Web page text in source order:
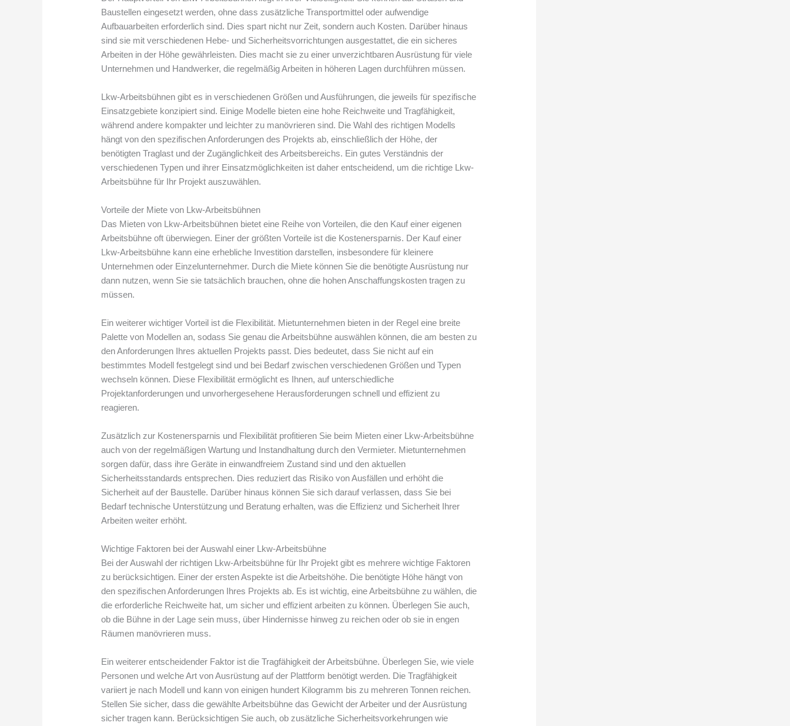
Baustellen eingesetzt werden, ohne dass zusätzliche Transportmittel oder aufwendige
Aufbauarbeiten erforderlich sind. Dies spart nicht nur Zeit, sondern auch Kosten. Darüber hinaus
sind sie mit verschiedenen Hebe- und Sicherheitsvorrichtungen ausgestattet, die ein sicheres
Arbeiten in der Höhe gewährleisten. Dies macht sie zu einer unverzichtbaren Ausrüstung für viele
Unternehmen und Handwerker, die regelmäßig Arbeiten in höheren Lagen durchführen müssen.
Lkw-Arbeitsbühnen gibt es in verschiedenen Größen und Ausführungen, die jeweils für spezifische
Einsatzgebiete konzipiert sind. Einige Modelle bieten eine hohe Reichweite und Tragfähigkeit,
während andere kompakter und leichter zu manövrieren sind. Die Wahl des richtigen Modells
hängt von den spezifischen Anforderungen des Projekts ab, einschließlich der Höhe, der
benötigten Traglast und der Zugänglichkeit des Arbeitsbereichs. Ein gutes Verständnis der
verschiedenen Typen und ihrer Einsatzmöglichkeiten ist daher entscheidend, um die richtige Lkw-
Arbeitsbühne für Ihr Projekt auszuwählen.
Vorteile der Miete von Lkw-Arbeitsbühnen
Das Mieten von Lkw-Arbeitsbühnen bietet eine Reihe von Vorteilen, die den Kauf einer eigenen
Arbeitsbühne oft überwiegen. Einer der größten Vorteile ist die Kostenersparnis. Der Kauf einer
Lkw-Arbeitsbühne kann eine erhebliche Investition darstellen, insbesondere für kleinere
Unternehmen oder Einzelunternehmer. Durch die Miete können Sie die benötigte Ausrüstung nur
dann nutzen, wenn Sie sie tatsächlich brauchen, ohne die hohen Anschaffungskosten tragen zu
müssen.
Ein weiterer wichtiger Vorteil ist die Flexibilität. Mietunternehmen bieten in der Regel eine breite
Palette von Modellen an, sodass Sie genau die Arbeitsbühne auswählen können, die am besten zu
den Anforderungen Ihres aktuellen Projekts passt. Dies bedeutet, dass Sie nicht auf ein
bestimmtes Modell festgelegt sind und bei Bedarf zwischen verschiedenen Größen und Typen
wechseln können. Diese Flexibilität ermöglicht es Ihnen, auf unterschiedliche
Projektanforderungen und unvorhergesehene Herausforderungen schnell und effizient zu
reagieren.
Zusätzlich zur Kostenersparnis und Flexibilität profitieren Sie beim Mieten einer Lkw-Arbeitsbühne
auch von der regelmäßigen Wartung und Instandhaltung durch den Vermieter. Mietunternehmen
sorgen dafür, dass ihre Geräte in einwandfreiem Zustand sind und den aktuellen
Sicherheitsstandards entsprechen. Dies reduziert das Risiko von Ausfällen und erhöht die
Sicherheit auf der Baustelle. Darüber hinaus können Sie sich darauf verlassen, dass Sie bei
Bedarf technische Unterstützung und Beratung erhalten, was die Effizienz und Sicherheit Ihrer
Arbeiten weiter erhöht.
Wichtige Faktoren bei der Auswahl einer Lkw-Arbeitsbühne
Bei der Auswahl der richtigen Lkw-Arbeitsbühne für Ihr Projekt gibt es mehrere wichtige Faktoren
zu berücksichtigen. Einer der ersten Aspekte ist die Arbeitshöhe. Die benötigte Höhe hängt von
den spezifischen Anforderungen Ihres Projekts ab. Es ist wichtig, eine Arbeitsbühne zu wählen, die
die erforderliche Reichweite hat, um sicher und effizient arbeiten zu können. Überlegen Sie auch,
ob die Bühne in der Lage sein muss, über Hindernisse hinweg zu reichen oder ob sie in engen
Räumen manövrieren muss.
Ein weiterer entscheidender Faktor ist die Tragfähigkeit der Arbeitsbühne. Überlegen Sie, wie viele
Personen und welche Art von Ausrüstung auf der Plattform benötigt werden. Die Tragfähigkeit
variiert je nach Modell und kann von einigen hundert Kilogramm bis zu mehreren Tonnen reichen.
Stellen Sie sicher, dass die gewählte Arbeitsbühne das Gewicht der Arbeiter und der Ausrüstung
sicher tragen kann. Berücksichtigen Sie auch, ob zusätzliche Sicherheitsvorkehrungen wie